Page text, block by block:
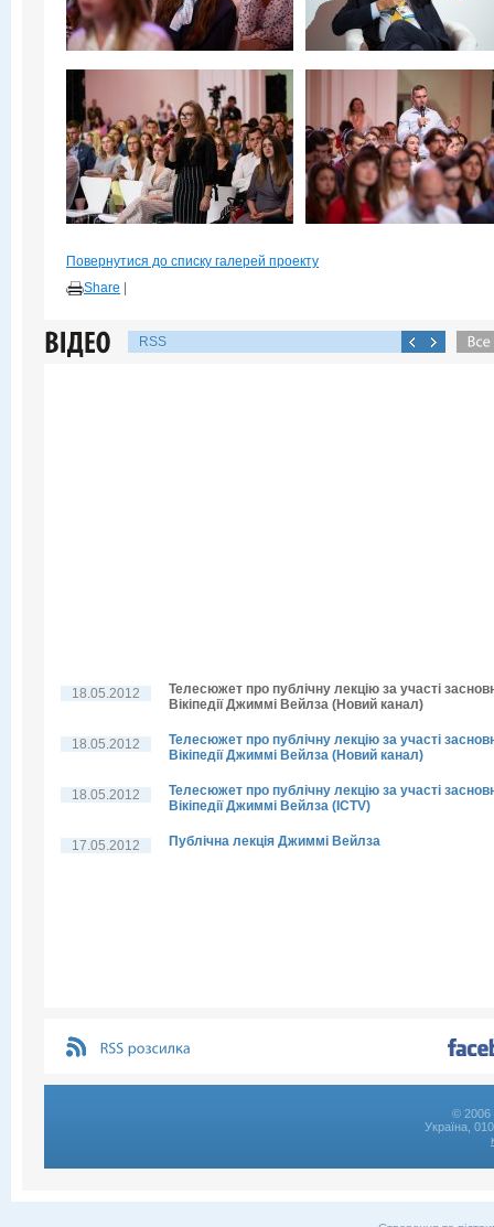
Повернутися до списку галерей проекту
Share
RSS
18.05.2012
Телесюжет про публічну лекцію за участі
Вікіпедії Джиммі Вейлза (Новий канал)
18.05.2012
Телесюжет про публічну лекцію за участі
Вікіпедії Джиммі Вейлза (Новий канал)
18.05.2012
Телесюжет про публічну лекцію за участі
Вікіпедії Джиммі Вейлза (ICTV)
17.05.2012 Публічна лекція Джиммі Вейлза
© 2006
Україна,